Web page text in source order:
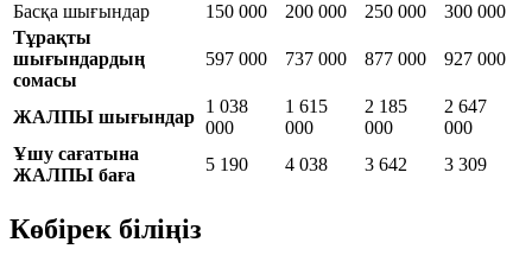
Басқа шығындар
150 000 200 000 250 000
300 000
Тұрақты
шығындардың
сомасы
597 000 737 000 877 000 927 000
ЖАЛПЫ шығындар
1 038
000
1 615
000
2 185
000
2 647
000
Ұшу сағатына
ЖАЛПЫ баға
5 190 4 038 3 642 3 309
Көбірек біліңіз